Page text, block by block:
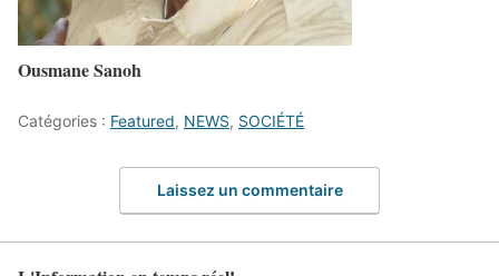
Ousmane Sanoh
Catégories : Featured, NEWS, SOCIÉTÉ
Laissez un commentaire